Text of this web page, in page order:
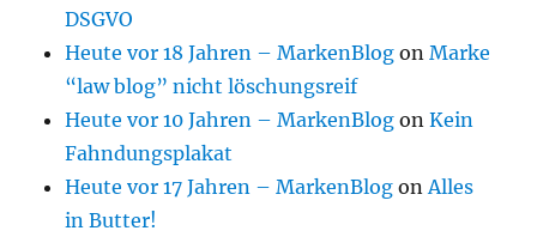
DSGVO
Heute vor 18 Jahren – MarkenBlog onMarke
“law blog” nicht löschungsreif
Heute vor 10 Jahren – MarkenBlog onKein
Fahndungsplakat
Heute vor 17 Jahren – MarkenBlog onAlles
in Butter!